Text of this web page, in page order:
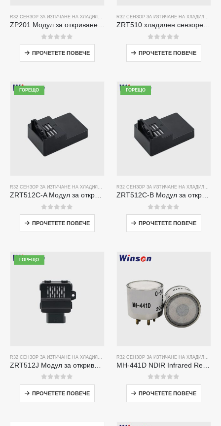
R32 СЕНЗОР ЗА ИЗТИЧАНЕ НА ХЛАДИЛЕН АГЕНТ
ZP201 Модул за откриване на газ за хладилен газ | Висока чувствителност R32 сензор за изтичане
0от 5
ПРОЧЕТЕТЕ ПОВЕЧЕ
R32 СЕНЗОР ЗА ИЗТИЧАНЕ НА ХЛАДИЛЕН АГЕНТ
ZRT510 хладилен сензорен модул R32-високоефективен сензор за хладилен агент NDIR
0от 5
ПРОЧЕТЕТЕ ПОВЕЧЕ
ГОРЕЩО
R32 СЕНЗОР ЗА ИЗТИЧАНЕ НА ХЛАДИЛЕН АГЕНТ ,R290 ДАТЧИК ЗА ИЗТИЧАНЕ НА ХЛАДИЛЕН
ZRT512C-A Модул за откриване на хладилен агент | NDIR газов сензор за R32, R454B, R290 | Широко захранване на напрежението
0от 5
ПРОЧЕТЕТЕ ПОВЕЧЕ
ГОРЕЩО
R32 СЕНЗОР ЗА ИЗТИЧАНЕ НА ХЛАДИЛЕН АГЕНТ
ZRT512C-B Модул за откриване на хладилен агент | Ниско напрежение NDIR газов сензор за R32, R454B, R290
0от 5
ПРОЧЕТЕТЕ ПОВЕЧЕ
ГОРЕЩО
,R290 ДАТЧИК ЗА ИЗТИЧАНЕ НА ХЛАДИЛЕН
0от 5
ПРОЧЕТЕТЕ ПОВЕЧЕ
0от 5
ПРОЧЕТЕТЕ ПОВЕЧЕ